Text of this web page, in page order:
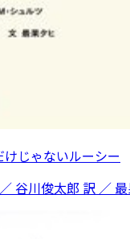
じゃないルーシー
谷川俊太郎 訳 ／